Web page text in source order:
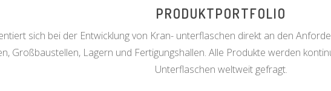
PRODUKTPORTFOLIO
sich bei der Entwicklung von Kran- unterflaschen direkt an den
Großbaustellen, Lagern und Fertigungshallen. Alle Produkte werden
Unterflaschen weltweit gefragt.